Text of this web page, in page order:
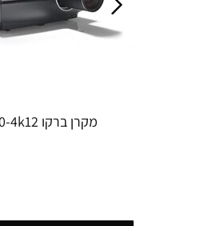
מקרן ברקו Barco F80-4k12